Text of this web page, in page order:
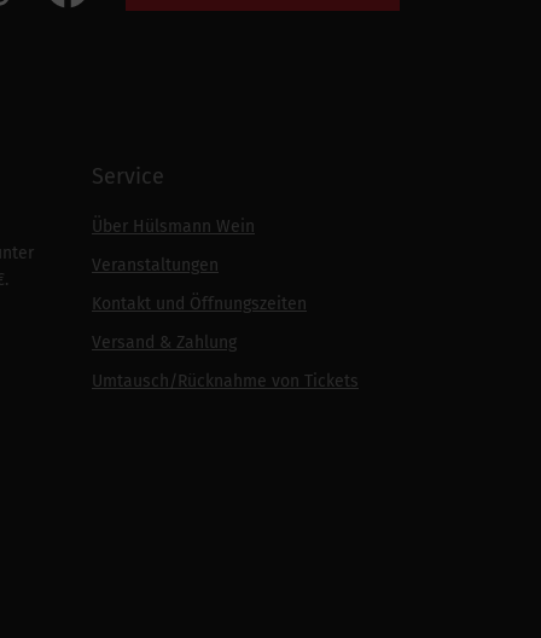
Service
Über Hülsmann Wein
Veranstaltungen
Kontakt und Öffnungszeiten
Versand & Zahlung
Umtausch/Rücknahme von Tickets